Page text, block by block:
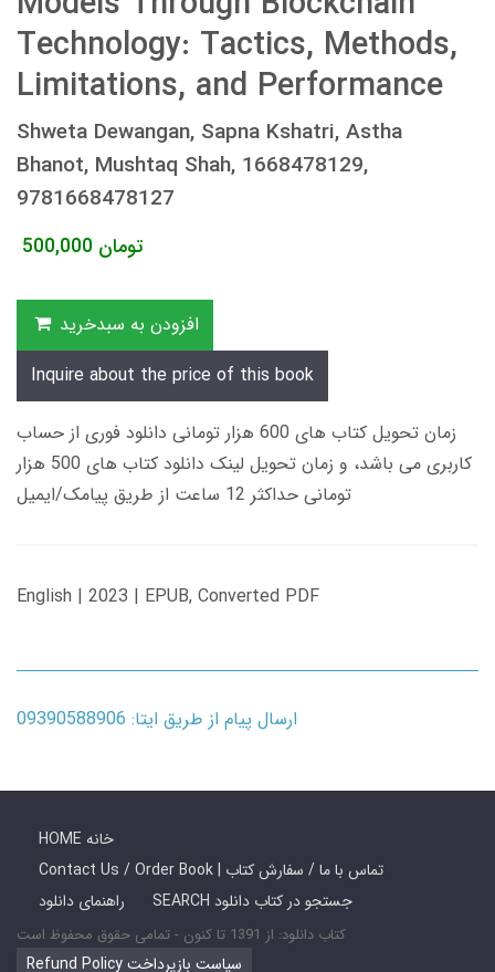
Technology: Tactics, Methods,
Limitations, and Performance
Shweta Dewangan, Sapna Kshatri, Astha
Bhanot, Mushtaq Shah, 1668478129,
9781668478127
500,000 تومان
افزودن به سبدخرید
Inquire about the price of this book
زمان تحویل کتاب های 600 هزار تومانی دانلود فوری از حساب
کاربری می باشد، و زمان تحویل لینک دانلود کتاب های 500 هزار
تومانی حداکثر 12 ساعت از طریق پیامک/ایمیل
English | 2023 | EPUB, Converted PDF
ارسال پیام از طریق ایتا: 09390588906
HOME خانه
Contact Us / Order Book | تماس با ما / سفارش کتاب
راهنمای دانلود
SEARCH جستجو در کتاب دانلود
کتاب دانلود: از 1391 تا کنون - تمامی حقوق محفوظ است
Refund Policy سیاست بازپرداخت